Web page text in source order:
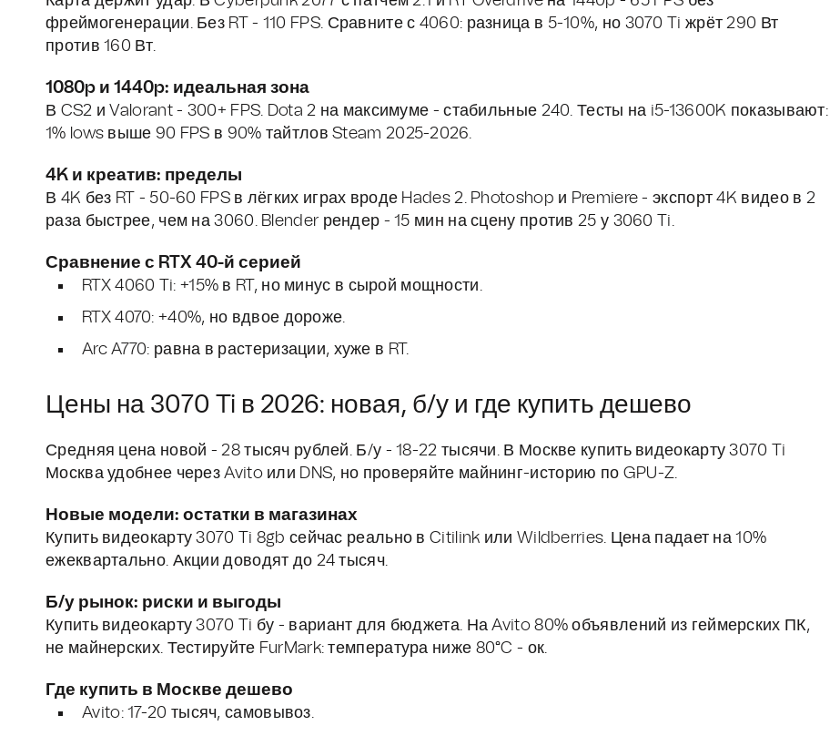
фреймогенерации. Без RT - 110 FPS. Сравните с 4060: разница в 5-10%, но 3070 Ti жрёт 290 Вт
против 160 Вт.
1080p и 1440p: идеальная зона
В CS2 и Valorant - 300+ FPS. Dota 2 на максимуме - стабильные 240. Тесты на i5-13600K показывают:
1% lows выше 90 FPS в 90% тайтлов Steam 2025-2026.
4K и креатив: пределы
В 4K без RT - 50-60 FPS в лёгких играх вроде Hades 2. Photoshop и Premiere - экспорт 4K видео в 2
раза быстрее, чем на 3060. Blender рендер - 15 мин на сцену против 25 у 3060 Ti.
Сравнение с RTX 40-й серией
RTX 4060 Ti: +15% в RT, но минус в сырой мощности.
RTX 4070: +40%, но вдвое дороже.
Arc A770: равна в растеризации, хуже в RT.
Цены на 3070 Ti в 2026: новая, б/у и где купить дешево
Средняя цена новой - 28 тысяч рублей. Б/у - 18-22 тысячи. В Москве купить видеокарту 3070 Ti
Москва удобнее через Avito или DNS, но проверяйте майнинг-историю по GPU-Z.
Новые модели: остатки в магазинах
Купить видеокарту 3070 Ti 8gb сейчас реально в Citilink или Wildberries. Цена падает на 10%
ежеквартально. Акции доводят до 24 тысяч.
Б/у рынок: риски и выгоды
Купить видеокарту 3070 Ti бу - вариант для бюджета. На Avito 80% объявлений из геймерских ПК,
не майнерских. Тестируйте FurMark: температура ниже 80°C - ок.
Где купить в Москве дешево
Avito: 17-20 тысяч, самовывоз.